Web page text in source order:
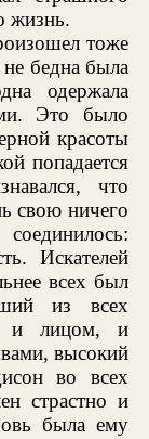
жизнь.
тоже
бедна была
одержала
Это было
красоты
попадается
что
свою ничего
Искателей
всех был
из всех
и лицом, и
высокий
во всех
страстно и
была ему